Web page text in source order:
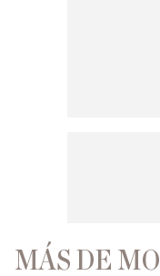
MÁS DE